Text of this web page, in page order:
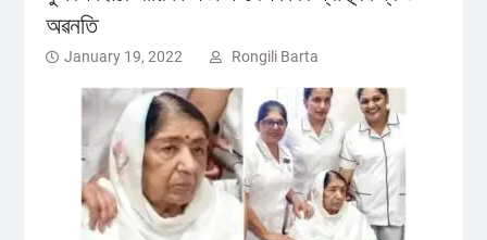
অৱনতি
January 19, 2022 Rongili Barta